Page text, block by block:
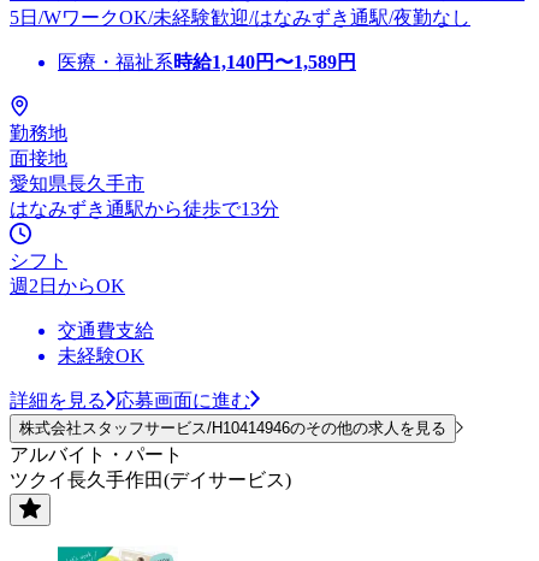
5日/WワークOK/未経験歓迎/はなみずき通駅/夜勤なし
医療・福祉系時給1,140円〜1,589円
勤務地
面接地
愛知県長久手市
はなみずき通駅から徒歩で13分
シフト
週2日からOK
交通費支給
未経験OK
詳細を見る 応募画面に進む
株式会社スタッフサービス/H10414946のその他の求人を見る
アルバイト・パート
ツクイ長久手作田(デイサービス)